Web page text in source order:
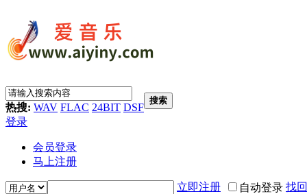
热搜: WAV FLAC 24BIT DSF
搜索
登录
会员登录
马上注册
立即注册 自动登录 找